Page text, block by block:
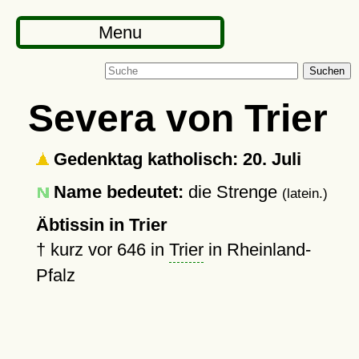
Menu
Suchen
Severa von Trier
Gedenktag katholisch: 20. Juli
Name bedeutet: die Strenge (latein.)
Äbtissin in Trier
† kurz vor 646in Trierin Rheinland-
Pfalz